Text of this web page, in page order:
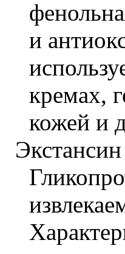
и
кремах,
кожей и
Экстансин